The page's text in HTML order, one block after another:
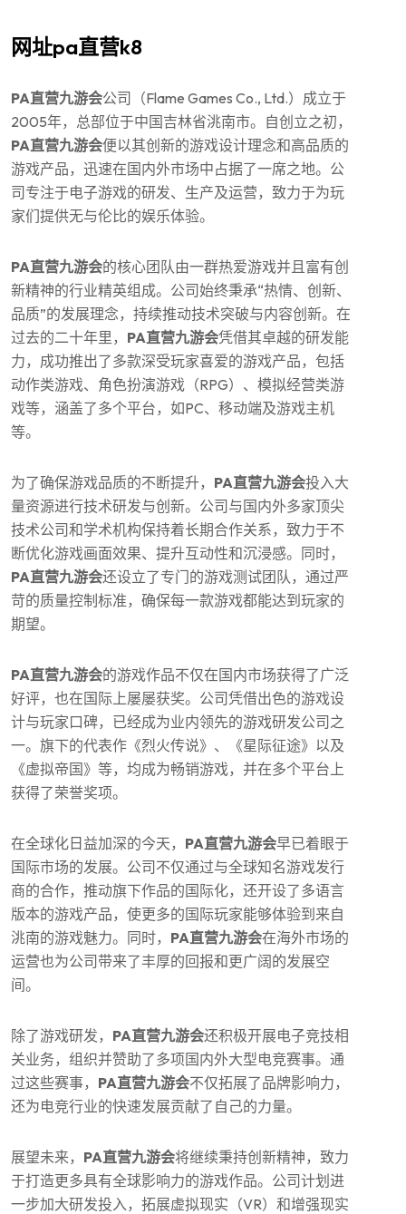
网址pa直营k8
PA直营九游会公司（Flame Games Co., Ltd.）成立于
2005年，总部位于中国吉林省洮南市。自创立之初，
PA直营九游会便以其创新的游戏设计理念和高品质的
游戏产品，迅速在国内外市场中占据了一席之地。公
司专注于电子游戏的研发、生产及运营，致力于为玩
家们提供无与伦比的娱乐体验。
PA直营九游会的核心团队由一群热爱游戏并且富有创
新精神的行业精英组成。公司始终秉承“热情、创新、
品质”的发展理念，持续推动技术突破与内容创新。在
过去的二十年里， PA直营九游会凭借其卓越的研发能
力，成功推出了多款深受玩家喜爱的游戏产品，包括
动作类游戏、角色扮演游戏（RPG）、模拟经营类游
戏等，涵盖了多个平台，如PC、移动端及游戏主机
等。
为了确保游戏品质的不断提升， PA直营九游会投入大
量资源进行技术研发与创新。公司与国内外多家顶尖
技术公司和学术机构保持着长期合作关系，致力于不
断优化游戏画面效果、提升互动性和沉浸感。同时，
PA直营九游会还设立了专门的游戏测试团队，通过严
苛的质量控制标准，确保每一款游戏都能达到玩家的
期望。
PA直营九游会的游戏作品不仅在国内市场获得了广泛
好评，也在国际上屡屡获奖。公司凭借出色的游戏设
计与玩家口碑，已经成为业内领先的游戏研发公司之
一。旗下的代表作《烈火传说》、《星际征途》以及
《虚拟帝国》等，均成为畅销游戏，并在多个平台上
获得了荣誉奖项。
在全球化日益加深的今天， PA直营九游会早已着眼于
国际市场的发展。公司不仅通过与全球知名游戏发行
商的合作，推动旗下作品的国际化，还开设了多语言
版本的游戏产品，使更多的国际玩家能够体验到来自
洮南的游戏魅力。同时， PA直营九游会在海外市场的
运营也为公司带来了丰厚的回报和更广阔的发展空
间。
除了游戏研发， PA直营九游会还积极开展电子竞技相
关业务，组织并赞助了多项国内外大型电竞赛事。通
过这些赛事， PA直营九游会不仅拓展了品牌影响力，
还为电竞行业的快速发展贡献了自己的力量。
展望未来， PA直营九游会将继续秉持创新精神，致力
于打造更多具有全球影响力的游戏作品。公司计划进
一步加大研发投入，拓展虚拟现实（VR）和增强现实